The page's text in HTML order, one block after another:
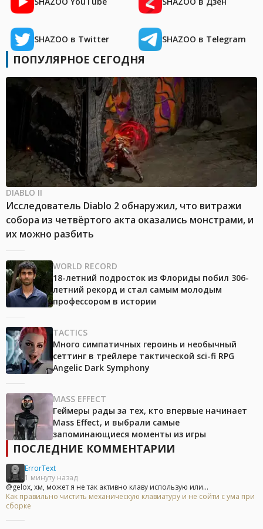
SHAZOO в Twitter SHAZOO в Telegram
ПОПУЛЯРНОЕ СЕГОДНЯ
DIABLO II
Исследователь Diablo 2 обнаружил, что витражи
собора из четвёртого акта оказались монстрами, и
их можно разбить
WORLD RECORD
18-летний подросток из Флориды побил 306-
летний рекорд и стал самым молодым
профессором в истории
TACTICS
Много симпатичных героинь и необычный
сеттинг в трейлере тактической sci-fi RPG
Angelic Dark Symphony
MASS EFFECT
Геймеры рады за тех, кто впервые начинает
Mass Effect, и выбрали самые
запоминающиеся моменты из игры
ПОСЛЕДНИЕ КОММЕНТАРИИ
ErrorText
1 минуту назад
@gelox, хм, может я не так активно клаву использую или...
Как правильно чистить механическую клавиатуру и не сойти с ума при
сборке